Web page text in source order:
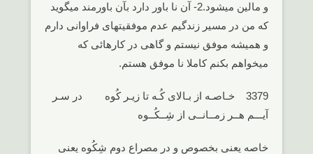
و مالین میشود.2- آن نا باور دارد بآن باورمند میگوید
که من در مسیر زندگیم عدم موفقیتهای فراوانی دارم
و همیشه موفق نیستم و گاهی در کارهائی که
میخواهم بکنم کاملا نا موفق هستم.
3379 خـاصـه از بـالای کُـه تا زیـر کُوه در سـر
آیـــم هــر زمــانــی از شِــکُــوه
خاصه یعنی بخصوص و در مصراع دوم شِکُوه یعنی